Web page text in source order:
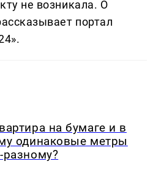
не возникала. О
портал
на бумаге и в
одинаковые метры